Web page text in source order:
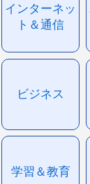
インターネッ
ト＆通信
ビジネス
学習＆教育